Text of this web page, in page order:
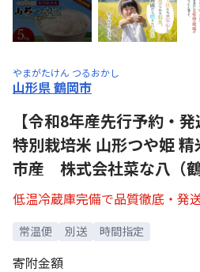
やまがたけん つるおかし
山形県 鶴岡市
【令和8年産先行予約・発
特別栽培米 山形つや姫
市産 株式会社菜な八（鶴
低温冷蔵庫完備で品質徹底・発
常温便 別送 時間指定
寄附金額